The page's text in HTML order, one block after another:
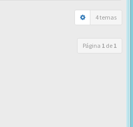
4 temas
Página 1 de 1